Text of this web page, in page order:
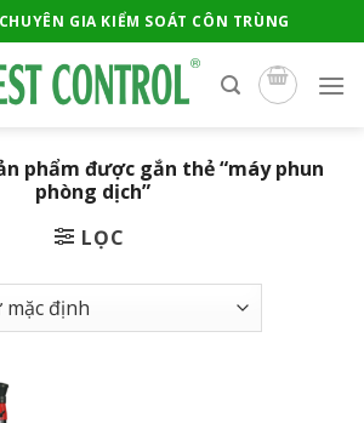
GIA KIỂM SOÁT CÔN TRÙNG
phẩm được gắn thẻ “máy phun
phòng dịch”
LỌC